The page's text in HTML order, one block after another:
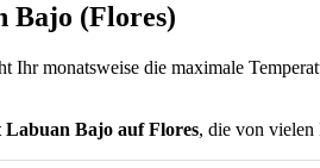
Bajo (Flores)
Ihr monatsweise die maximale
Labuan Bajo auf Flores, die von vielen